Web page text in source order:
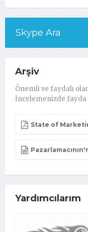
Skype Ara
Arşiv
Önemli ve faydalı
İncelemenizde
State of
Yardımcılarım